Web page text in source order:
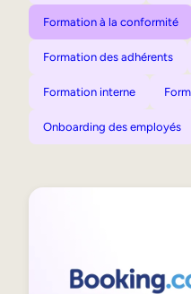
Formation à la conformité
Formation des adhérents
Formation interne
Onboarding des employés